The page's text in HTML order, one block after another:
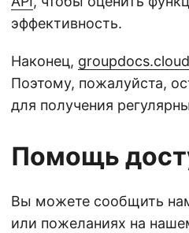
эффективность.
Наконец, groupdocs.cloud
Поэтому, пожалуйста,
для получения
Помощь
Вы можете сообщить
или пожеланиях на